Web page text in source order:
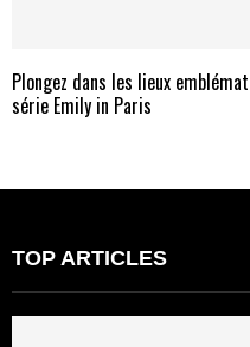
Plongez dans les lieux
série Emily in Paris
TOP ARTICLES